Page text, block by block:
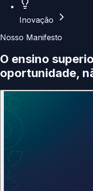
Inovação
Nosso Manifesto
O ensino
oportunidade,